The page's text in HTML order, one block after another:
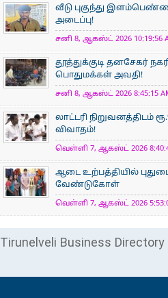
வீடு புகுந்து
அடைப்பு!
சனி 8, ஆகஸ்ட் 2026 10:19:56
தூத்துக்குடி தனசேகர்
பொதுமக்கள் அவதி!
சனி 8, ஆகஸ்ட் 2026 8:45:15
லாட்டரி நிறுவனத்திடம்
விவாதம்!
வெள்ளி 7, ஆகஸ்ட் 2026
ஆடை உற்பத்தியில்
வேண்டுகோள்
வெள்ளி 7, ஆகஸ்ட் 2026
Tirunelveli Business Directory